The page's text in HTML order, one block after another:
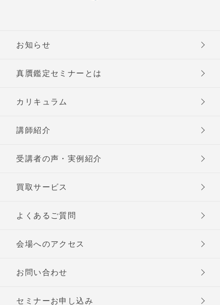
お知らせ
真贋鑑定セミナーとは
カリキュラム
講師紹介
受講者の声・実例紹介
買取サービス
よくあるご質問
会場へのアクセス
お問い合わせ
セミナーお申し込み